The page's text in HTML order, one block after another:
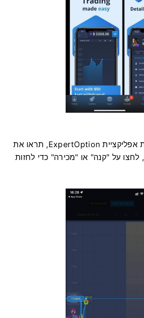
לאחר מכן, פתחו את אפליקציית ExpertOption, תראו את
על "קנה" או "מכירה" כדי לחזות